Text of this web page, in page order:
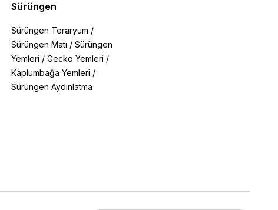
Sürüngen
Sürüngen Teraryum /
Sürüngen Matı / Sürüngen
Yemleri / Gecko Yemleri /
Kaplumbağa Yemleri /
Sürüngen Aydınlatma